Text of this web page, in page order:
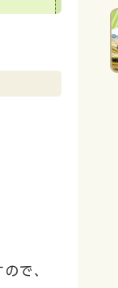
で、